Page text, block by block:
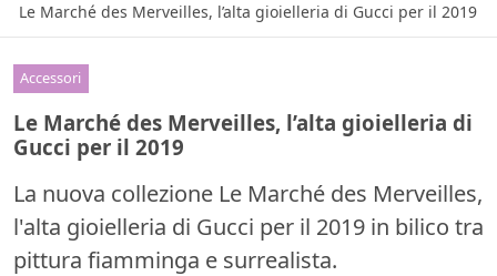
Le Marché des Merveilles, l’alta gioielleria di Gucci per il 2019
Accessori
Le Marché des Merveilles, l’alta gioielleria di
Gucci per il 2019
La nuova collezione Le Marché des Merveilles,
l'alta gioielleria di Gucci per il 2019 in bilico tra
pittura fiamminga e surrealista.